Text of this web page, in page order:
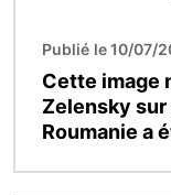
Publié le 10/07/
Cette image
Zelensky
Roumanie a